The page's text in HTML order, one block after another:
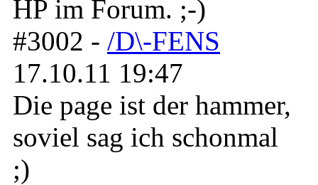
HP im Forum. ;-)
#3002 - /D\-FENS
17.10.11 19:47
Die page ist der hammer,
soviel sag ich schonmal
;)